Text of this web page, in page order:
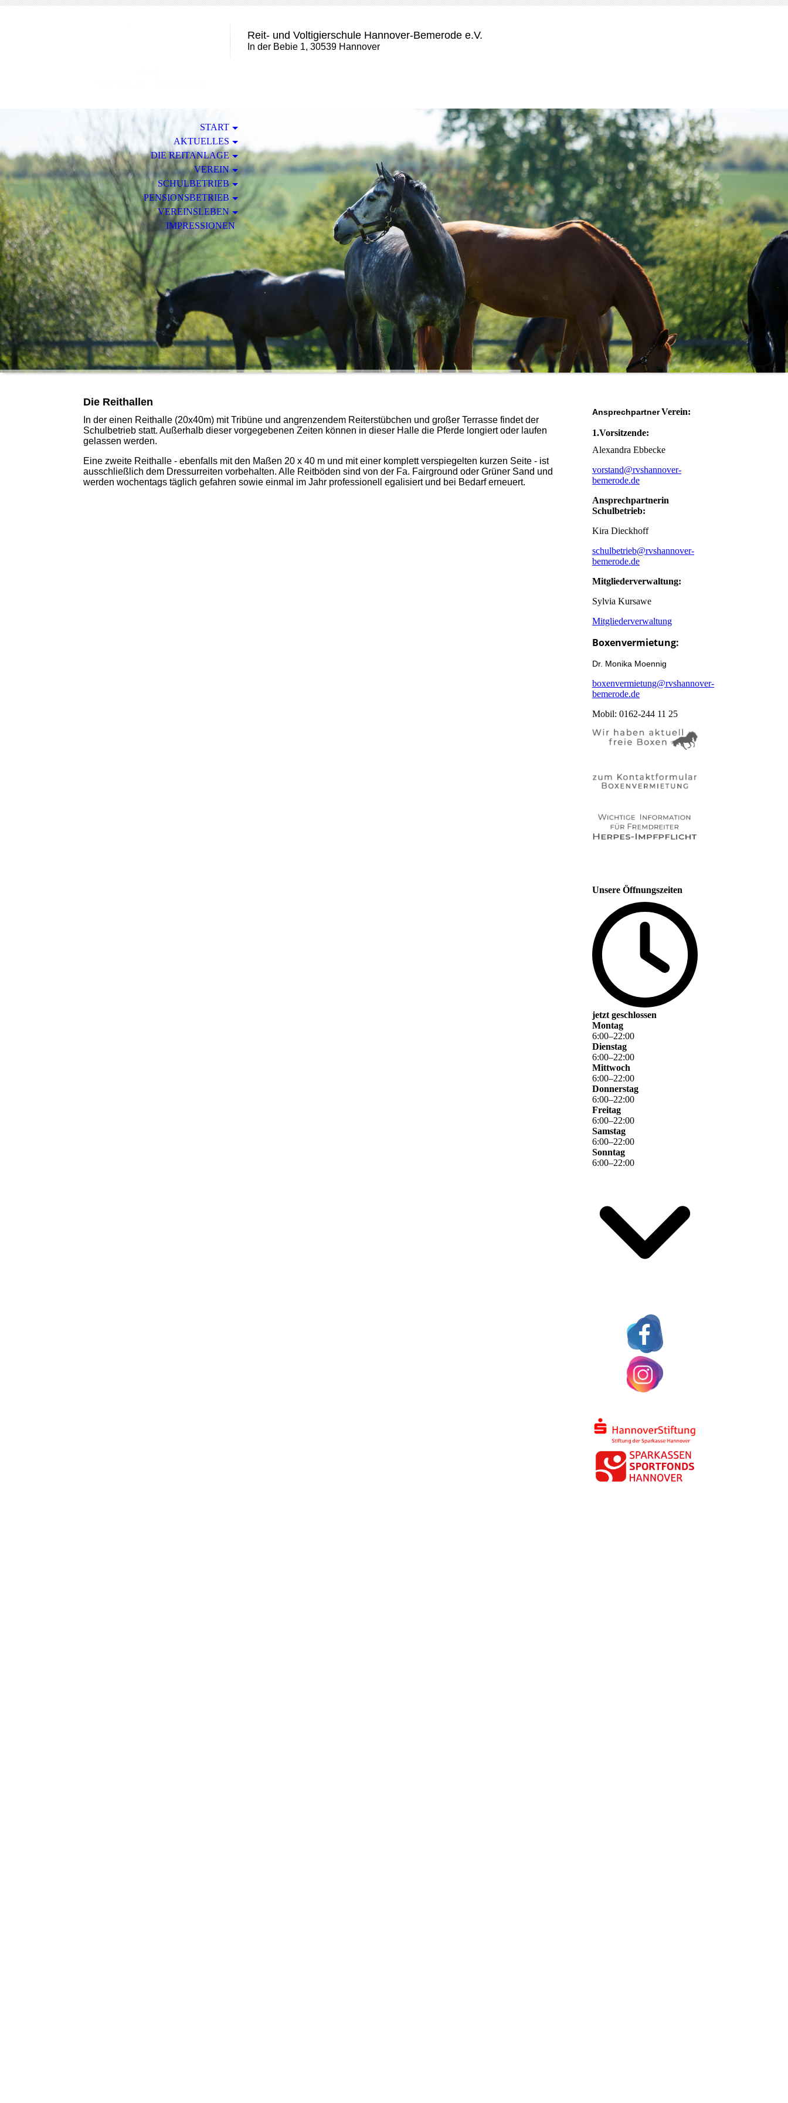
Reit- und Voltigierschule Hannover-Bemerode e.V.
In der Bebie 1, 30539 Hannover
START
AKTUELLES
DIE REITANLAGE
VEREIN
SCHULBETRIEB
PENSIONSBETRIEB
VEREINSLEBEN
IMPRESSIONEN
Die Reithallen
In der einen Reithalle (20x40m) mit Tribüne und angrenzendem Reiterstübchen und großer Terrasse findet der
Schulbetrieb statt. Außerhalb dieser vorgegebenen Zeiten können in dieser Halle die Pferde longiert oder laufen
gelassen werden.
Eine zweite Reithalle - ebenfalls mit den Maßen 20 x 40 m und mit einer komplett verspiegelten kurzen Seite - ist
ausschließlich dem Dressurreiten vorbehalten. Alle Reitböden sind von der Fa. Fairground oder Grüner Sand und
werden wochentags täglich gefahren sowie einmal im Jahr professionell egalisiert und bei Bedarf erneuert.
AnsprechpartnerVerein:
1.Vorsitzende:
Alexandra Ebbecke
vorstand@rvshannover-
bemerode.de
Ansprechpartnerin
Schulbetrieb:
Kira Dieckhoff
schulbetrieb@rvshannover-
bemerode.de
Mitgliederverwaltung:
Sylvia Kursawe
Mitgliederverwaltung
Boxenvermietung:
Dr. Monika Moennig
boxenvermietung@rvshannover-
bemerode.de
Mobil: 0162-244 11 25
Unsere Öffnungszeiten
jetzt geschlossen
Montag
6:00–22:00
Dienstag
6:00–22:00
Mittwoch
6:00–22:00
Donnerstag
6:00–22:00
Freitag
6:00–22:00
Samstag
6:00–22:00
Sonntag
6:00–22:00